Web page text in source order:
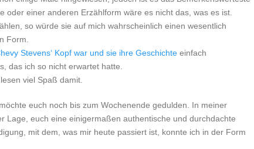
oder einer anderen Erzählform wäre es nicht das, was es ist.
so würde sie auf mich wahrscheinlich einen wesentlich
Form.
Stevens‘ Kopf war und sie ihre Geschichte einfach
das ich so nicht erwartet hatte.
viel Spaß damit.
euch noch bis zum Wochenende gedulden. In meiner
Lage, euch eine einigermaßen authentische und durchdachte
mit dem, was mir heute passiert ist, konnte ich in der Form